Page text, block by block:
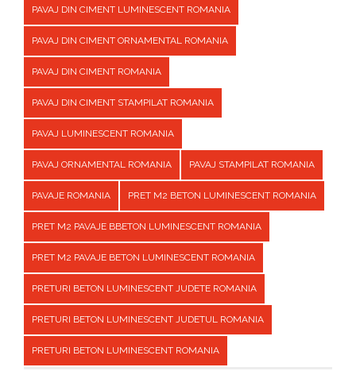
PAVAJ DIN CIMENT LUMINESCENT ROMANIA
PAVAJ DIN CIMENT ORNAMENTAL ROMANIA
PAVAJ DIN CIMENT ROMANIA
PAVAJ DIN CIMENT STAMPILAT ROMANIA
PAVAJ LUMINESCENT ROMANIA
PAVAJ ORNAMENTAL ROMANIA PAVAJ STAMPILAT ROMANIA
PAVAJE ROMANIA PRET M2 BETON LUMINESCENT ROMANIA
PRET M2 PAVAJE BBETON LUMINESCENT ROMANIA
PRET M2 PAVAJE BETON LUMINESCENT ROMANIA
PRETURI BETON LUMINESCENT JUDETE ROMANIA
PRETURI BETON LUMINESCENT JUDETUL ROMANIA
PRETURI BETON LUMINESCENT ROMANIA